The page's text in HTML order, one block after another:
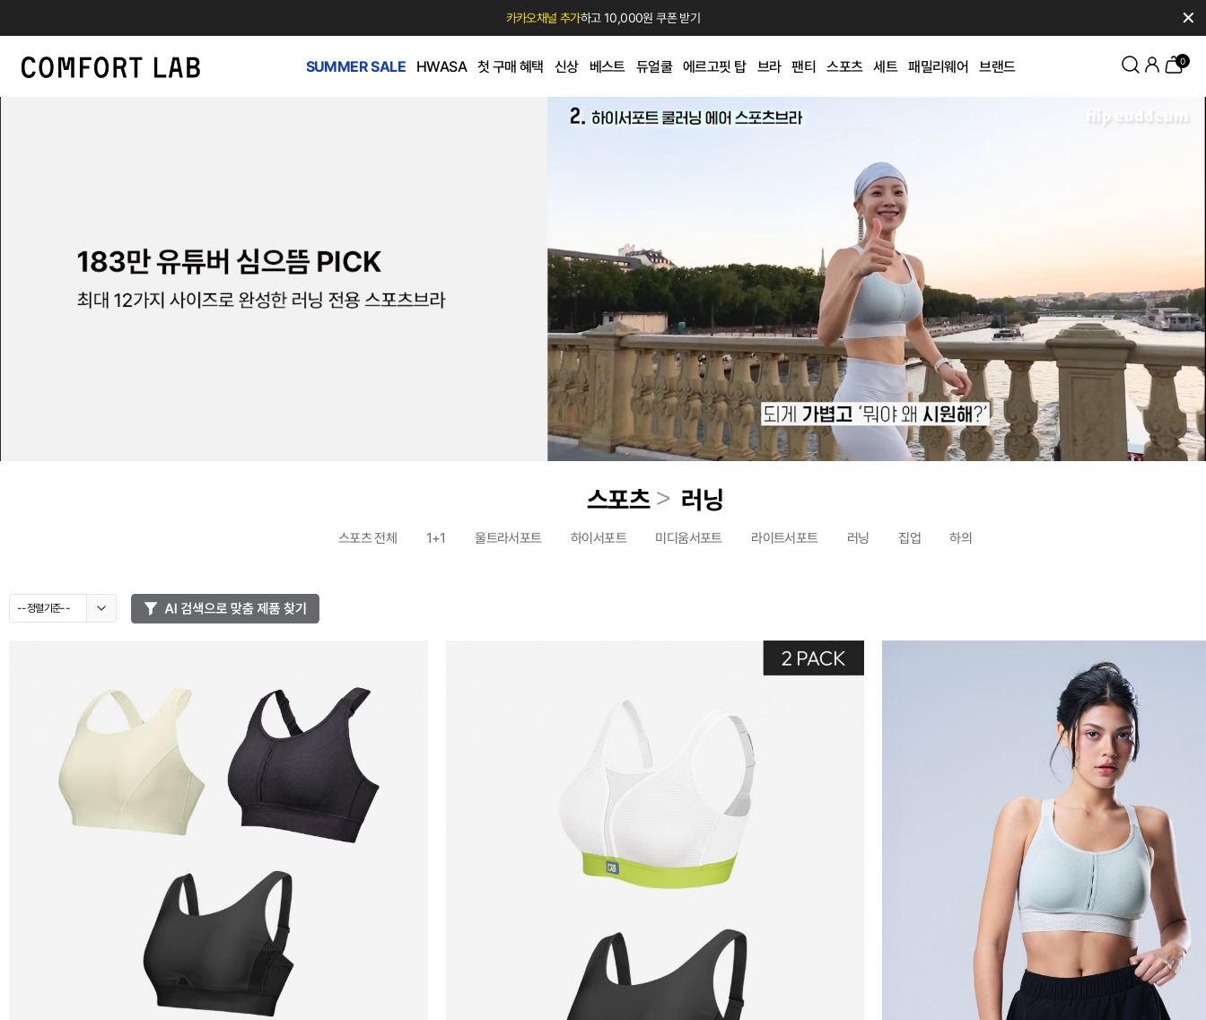
카카오채널 추가하고 10,000원 쿠폰 받기 ✕
SUMMER SALE HWASA 첫 구매 혜택 신상 베스트 듀얼쿨 에르고핏 탑 브라 팬티 스포츠 세트 패밀리웨어 브랜드 0
스포츠 > 러닝
스포츠 전체 1+1 울트라서포트 하이서포트 미디움서포트 라이트서포트 러닝 집업 하의
--정렬기준--